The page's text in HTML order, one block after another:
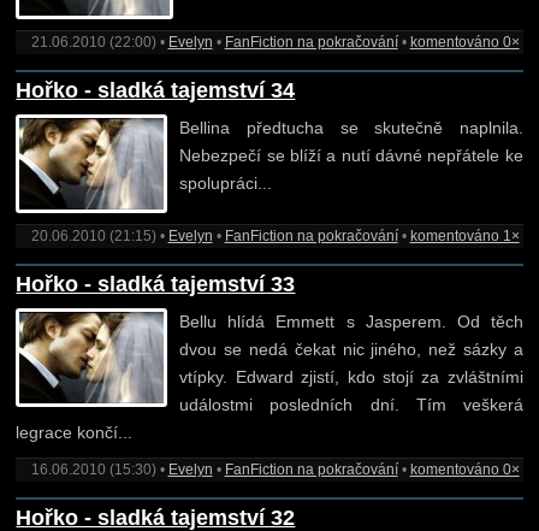
21.06.2010 (22:00) • Evelyn • FanFiction na pokračování• komentováno 0×
Hořko - sladká tajemství 34
Bellina předtucha se skutečně naplnila.
Nebezpečí se blíží a nutí dávné nepřátele ke
spolupráci...
20.06.2010 (21:15) • Evelyn • FanFiction na pokračování• komentováno 1×
Hořko - sladká tajemství 33
Bellu hlídá Emmett s Jasperem. Od těch
dvou se nedá čekat nic jiného, než sázky a
vtípky. Edward zjistí, kdo stojí za zvláštními
událostmi posledních dní. Tím veškerá
legrace končí...
16.06.2010 (15:30) • Evelyn • FanFiction na pokračování• komentováno 0×
Hořko - sladká tajemství 32